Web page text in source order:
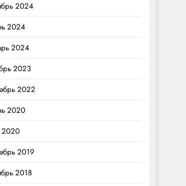
2024
2024
2024
2023
2022
2020
2019
2018